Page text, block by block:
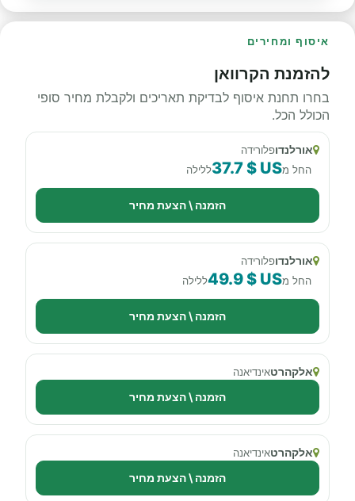
איסוף ומחירים
להזמנת הקרוואן
בחרו תחנת איסוף לבדיקת תאריכים ולקבלת מחיר סופי
הכולל הכל.
אורלנדופלורידה
החל מ37.7 $ USללילה
הזמנה \ הצעת מחיר
אורלנדופלורידה
החל מ49.9 $ USללילה
הזמנה \ הצעת מחיר
אלקהרטאינדיאנה
הזמנה \ הצעת מחיר
אלקהרטאינדיאנה
הזמנה \ הצעת מחיר